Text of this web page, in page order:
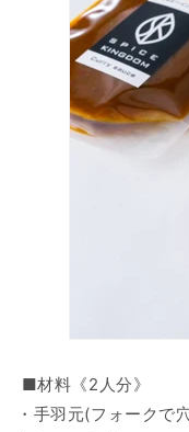
■材料《2人分》
・手羽元(フォーク